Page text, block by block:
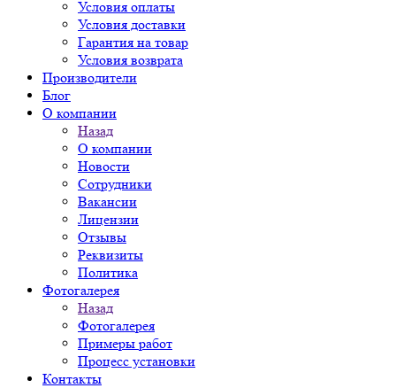
Условия оплаты
Условия доставки
Гарантия на товар
Условия возврата
Производители
Блог
О компании
Назад
О компании
Новости
Сотрудники
Вакансии
Лицензии
Отзывы
Реквизиты
Политика
Фотогалерея
Назад
Фотогалерея
Примеры работ
Процесс установки
Контакты